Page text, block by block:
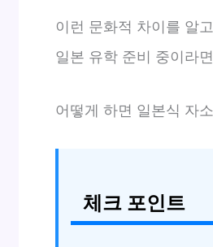
이런 문화적 차이를 알
일본 유학 준비 중이라
어떻게 하면 일본식 자
체크 포인트